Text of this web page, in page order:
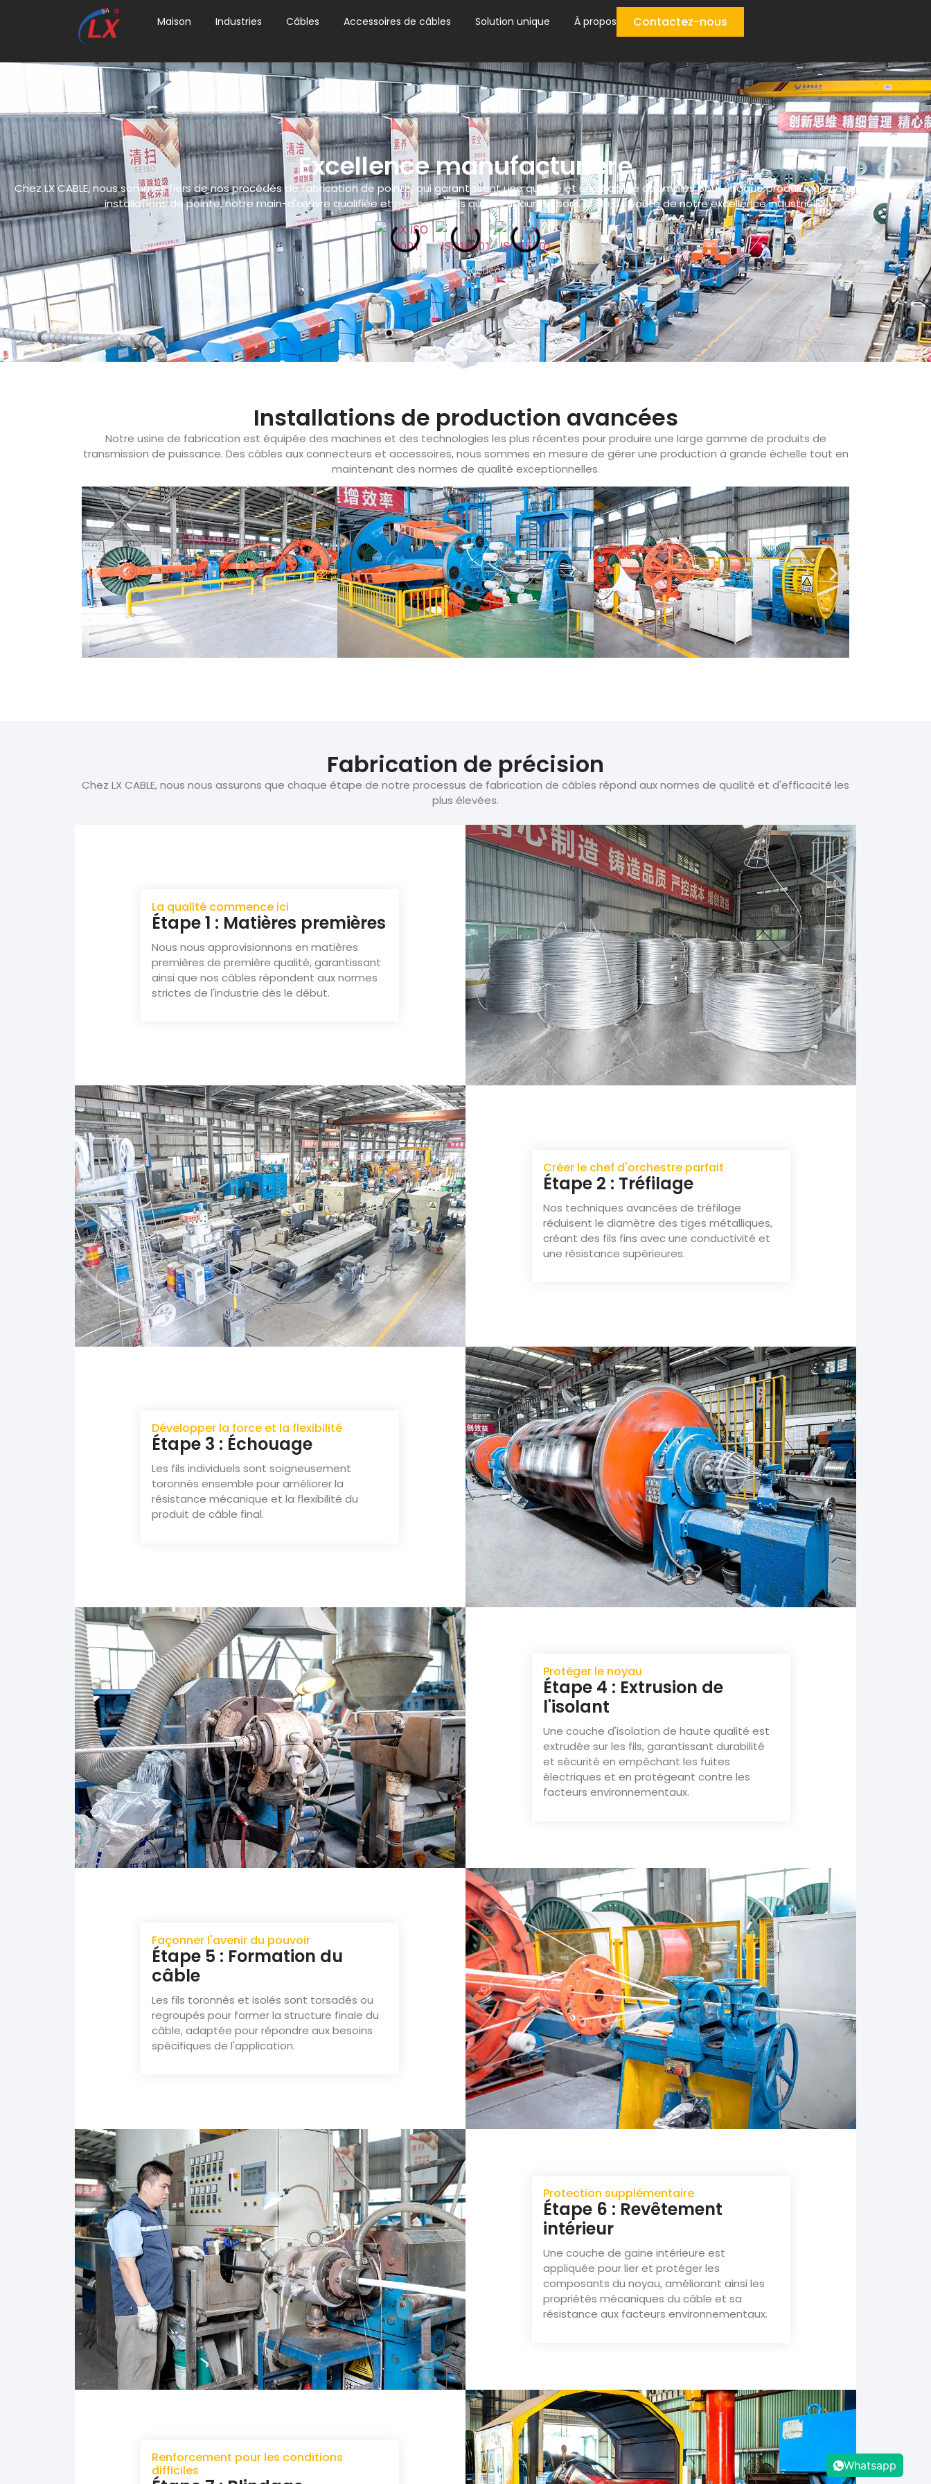
Maison Industries Câbles Accessoires de câbles Solution unique À propos Contactez-nous
Excellence manufacturière
Chez LX CABLE, nous sommes fiers de nos procédés de fabrication de pointe, qui garantissent une qualité et une fiabilité optimales pour chaque produit que nous créons. Nos
installations de pointe, notre main-d'œuvre qualifiée et nos contrôles qualité rigoureux sont la clé de voûte de notre excellence industrielle.
Maison > Fabrication
Installations de production avancées
Notre usine de fabrication est équipée des machines et des technologies les plus récentes pour produire une large gamme de produits de
transmission de puissance. Des câbles aux connecteurs et accessoires, nous sommes en mesure de gérer une production à grande échelle tout en
maintenant des normes de qualité exceptionnelles.
Fabrication de précision
Chez LX CABLE, nous nous assurons que chaque étape de notre processus de fabrication de câbles répond aux normes de qualité et d'efficacité les
plus élevées.
La qualité commence ici
Étape 1 : Matières premières
Nous nous approvisionnons en matières
premières de première qualité, garantissant
ainsi que nos câbles répondent aux normes
strictes de l'industrie dès le début.
Créer le chef d'orchestre parfait
Étape 2 : Tréfilage
Nos techniques avancées de tréfilage
réduisent le diamètre des tiges métalliques,
créant des fils fins avec une conductivité et
une résistance supérieures.
Développer la force et la flexibilité
Étape 3 : Échouage
Les fils individuels sont soigneusement
toronnés ensemble pour améliorer la
résistance mécanique et la flexibilité du
produit de câble final.
Protéger le noyau
Étape 4 : Extrusion de
l'isolant
Une couche d'isolation de haute qualité est
extrudée sur les fils, garantissant durabilité
et sécurité en empêchant les fuites
électriques et en protégeant contre les
facteurs environnementaux.
Façonner l'avenir du pouvoir
Étape 5 : Formation du
câble
Les fils toronnés et isolés sont torsadés ou
regroupés pour former la structure finale du
câble, adaptée pour répondre aux besoins
spécifiques de l'application.
Protection supplémentaire
Étape 6 : Revêtement
intérieur
Une couche de gaine intérieure est
appliquée pour lier et protéger les
composants du noyau, améliorant ainsi les
propriétés mécaniques du câble et sa
résistance aux facteurs environnementaux.
Renforcement pour les conditions
difficiles
Whatsapp